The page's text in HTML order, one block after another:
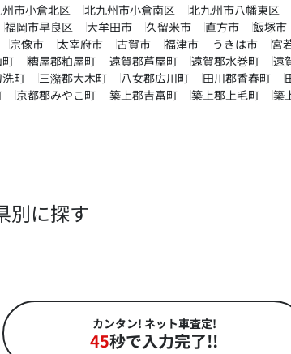
市小倉北区 北九州市小倉南区 北九州市八幡東区
福岡市早良区 大牟田市 久留米市 直方市 飯塚市
宗像市 太宰府市 古賀市 福津市 うきは市 宮
糟屋郡粕屋町 遠賀郡芦屋町 遠賀郡水巻町 遠
町 三潴郡大木町 八女郡広川町 田川郡香春町
京都郡みやこ町 築上郡吉富町 築上郡上毛町 築
別に探す
カンタン! ネット車査定!
45秒で入力完了!!